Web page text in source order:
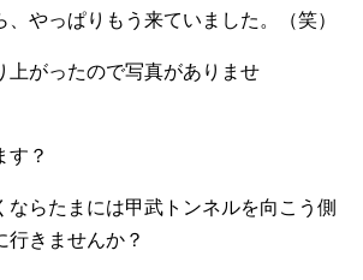
やっぱりもう来ていました。（笑）
がったので写真がありませ
す？
らたまには甲武トンネルを向こう側
行きませんか？